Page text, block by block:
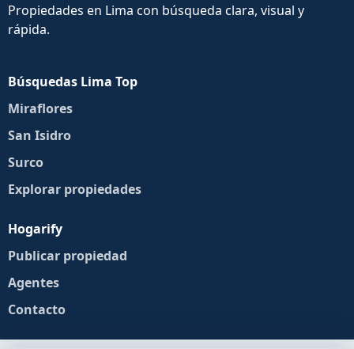
Propiedades en Lima con búsqueda clara, visual y
rápida.
Búsquedas Lima Top
Miraflores
San Isidro
Surco
Explorar propiedades
Hogarify
Publicar propiedad
Agentes
Contacto